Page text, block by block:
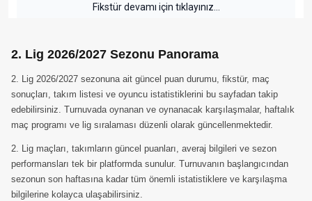
Fikstür devamı için tıklayınız...
2. Lig 2026/2027 Sezonu Panorama
2. Lig 2026/2027 sezonuna ait güncel puan durumu, fikstür, maç
sonuçları, takım listesi ve oyuncu istatistiklerini bu sayfadan takip
edebilirsiniz. Turnuvada oynanan ve oynanacak karşılaşmalar, haftalık
maç programı ve lig sıralaması düzenli olarak güncellenmektedir.
2. Lig maçları, takımların güncel puanları, averaj bilgileri ve sezon
performansları tek bir platformda sunulur. Turnuvanın başlangıcından
sezonun son haftasına kadar tüm önemli istatistiklere ve karşılaşma
bilgilerine kolayca ulaşabilirsiniz.